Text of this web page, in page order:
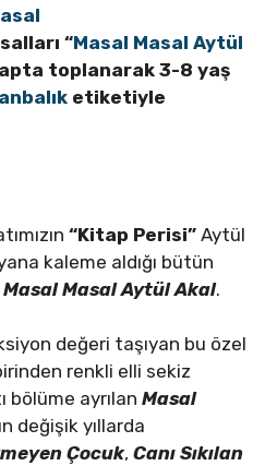
“Masal Masal Aytül
toplanarak 3-8 yaş
etiketiyle
“Kitap Perisi” Aytül
kaleme aldığı bütün
Masal Masal Aytül Akal.
değeri taşıyan bu özel
renkli elli sekiz
bölüme ayrılan Masal
değişik yıllarda
Çocuk, Canı Sıkılan